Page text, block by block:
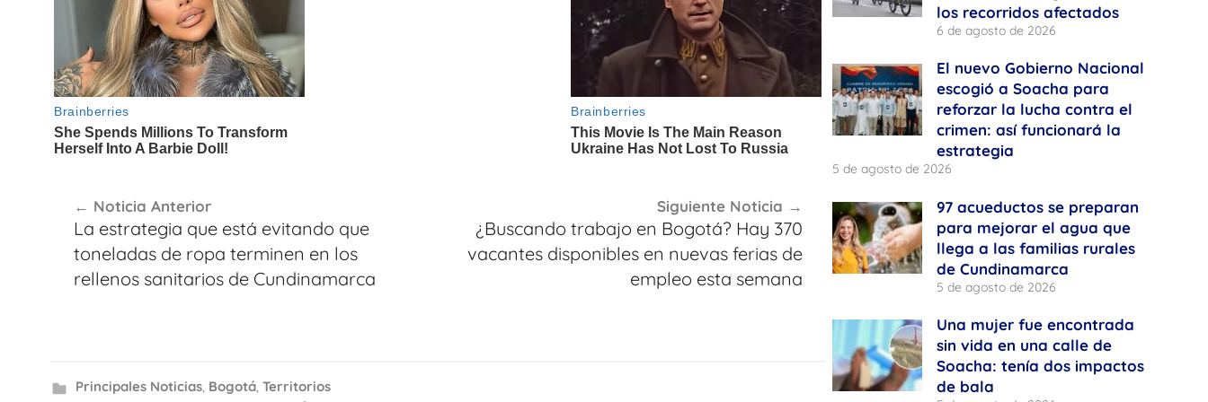
de
entradas
Noticia Anterior
La estrategia que está evitando que
toneladas de ropa terminen en los
rellenos sanitarios de Cundinamarca
Siguiente Noticia
¿Buscando trabajo en Bogotá? Hay 370
vacantes disponibles en nuevas ferias de
empleo esta semana
Principales Noticias, Bogotá, Territorios
los recorridos afectados
6 de agosto de 2026
El nuevo Gobierno Nacional
escogió a Soacha para
reforzar la lucha contra el
crimen: así funcionará la
estrategia
5 de agosto de 2026
97 acueductos se preparan
para mejorar el agua que
llega a las familias rurales
de Cundinamarca
5 de agosto de 2026
Una mujer fue encontrada
sin vida en una calle de
Soacha: tenía dos impactos
de bala